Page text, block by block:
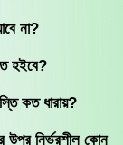
না?
হইবে?
কত ধারায়?
উপর নির্ভরশীল কোন